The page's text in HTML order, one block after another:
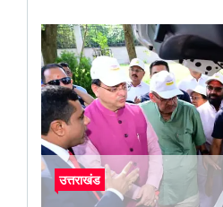
उत्तराखंड